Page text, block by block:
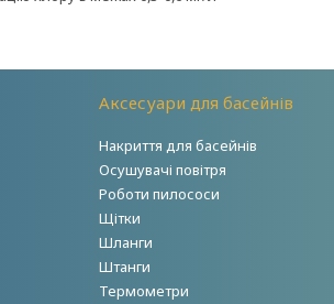
Аксесуари для басейнів
Накриття для басейнів
Осушувачі повітря
Роботи пилососи
Щітки
Шланги
Штанги
Термометри